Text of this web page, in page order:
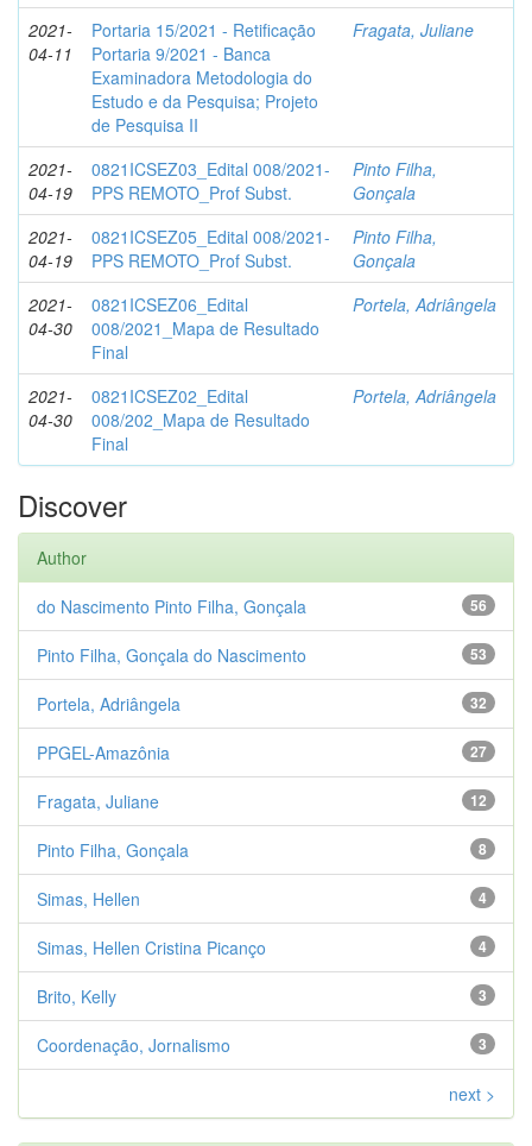
2021-
04-11
Portaria 15/2021 - Retificação
Portaria 9/2021 - Banca
Examinadora Metodologia do
Estudo e da Pesquisa; Projeto
de Pesquisa II
Fragata, Juliane
2021-
04-19
0821ICSEZ03_Edital 008/2021-
PPS REMOTO_Prof Subst.
Pinto Filha,
Gonçala
2021-
04-19
0821ICSEZ05_Edital 008/2021-
PPS REMOTO_Prof Subst.
Pinto Filha,
Gonçala
2021-
04-30
0821ICSEZ06_Edital
008/2021_Mapa de Resultado
Final
Portela, Adriângela
2021-
04-30
0821ICSEZ02_Edital
008/202_Mapa de Resultado
Final
Portela, Adriângela
Discover
Author
56
do Nascimento Pinto Filha, Gonçala
53
Pinto Filha, Gonçala do Nascimento
32
Portela, Adriângela
27
PPGEL-Amazônia
12
Fragata, Juliane
8
Pinto Filha, Gonçala
4
Simas, Hellen
4
Simas, Hellen Cristina Picanço
3
Brito, Kelly
3
Coordenação, Jornalismo
next >